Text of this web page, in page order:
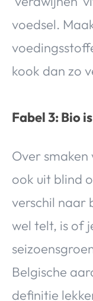
voedsel.
kook dan zo
Fabel 3: Bio
Over
ook uit blind
verschil naar
wel telt, is of
Belgische
definitie